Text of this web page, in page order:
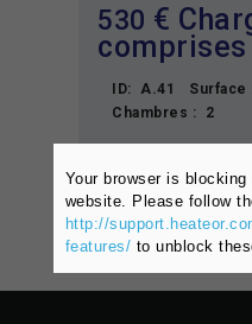
530 €
comprises
ID: A.41 Surface
Chambres :
2
VOIR
Location
Your browser is
website. Please follow
http://
features/ to unblock